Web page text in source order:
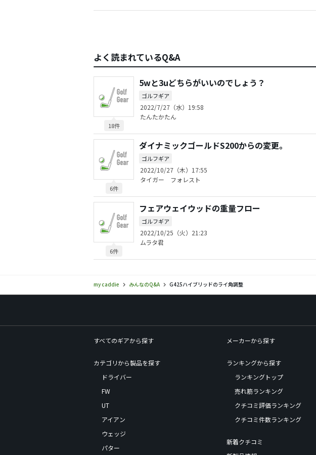
よく読まれているQ&A
18件
5wと3uどちらがいいのでしょう？
ゴルフギア
2022/7/27（水）19:58
たんたかたん
6件
ダイナミックゴールドS200からの変更。
ゴルフギア
2022/10/27（木）17:55
タイガー フォレスト
6件
フェアウェイウッドの重量フロー
ゴルフギア
2022/10/25（火）21:23
ムラタ君
my caddie みんなのQ&A G425ハイブリッドのライ角調整
すべてのギアから探す
カテゴリから製品を探す
ドライバー
FW
UT
アイアン
ウェッジ
パター
メーカーから探す
ランキングから探す
ランキングトップ
売れ筋ランキング
クチコミ評価ランキング
クチコミ件数ランキング
新着クチコミ